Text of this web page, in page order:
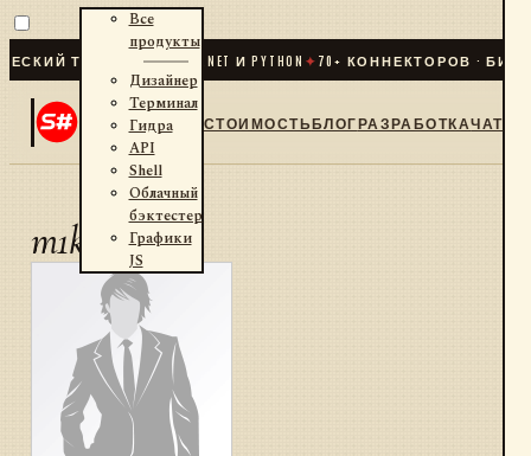
ТРЕЙДИНГ ДЛЯ .NET И PYTHON✦70+ КОННЕКТОРОВ ·
Все
продукты
Дизайнер
Терминал
Гидра
API
Shell
Облачный
бэктестер
Графики
JS
СТОИМОСТЬБЛОГРАЗРАБОТКАЧАТ
m1kha1l